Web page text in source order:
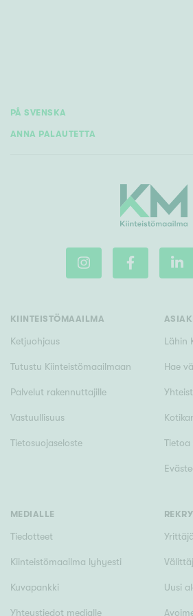
Uudiskohteet
Tyydyttävä
Välttävä
Hissi
Järvi- tai merinäköala
Maalämpö
Parveke
Senioriasunto
PÅ SVENSKA
ANNA PALAUTETTA
KIINTEISTÖMAAILMA
Ketjuohjaus
Tutustu Kiinteistömaailmaan
Palvelut rakennuttajille
Vastuullisuus
Tietosuojaseloste
Lähin
Hae
Tietoa
MEDIALLE
Tiedotteet
Kiinteistömaailma lyhyesti
Kuvapankki
Yhteystiedot medialle
Uusi